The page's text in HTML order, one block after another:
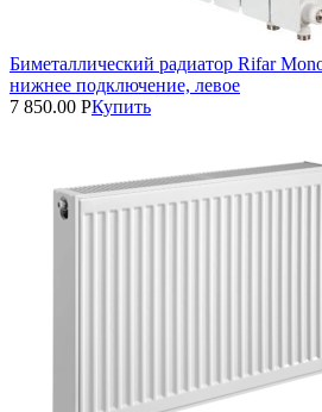
Биметаллический радиатор Rifar
нижнее подключение, левое
7 850.00 РКупить